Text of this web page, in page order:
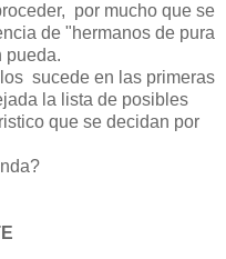
por mucho que se
de "hermanos de pura
pueda.
sucede en las primeras
la lista de posibles
que se decidan por